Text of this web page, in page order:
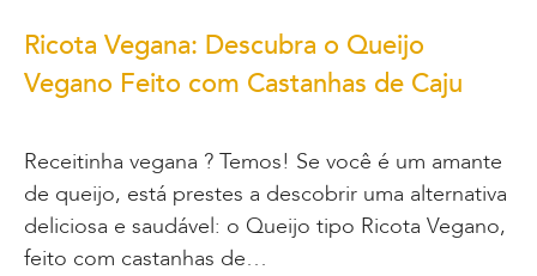
Ricota Vegana: Descubra o Queijo
Vegano Feito com Castanhas de Caju
Receitinha vegana ? Temos! Se você é um amante
de queijo, está prestes a descobrir uma alternativa
deliciosa e saudável: o Queijo tipo Ricota Vegano,
feito com castanhas de…